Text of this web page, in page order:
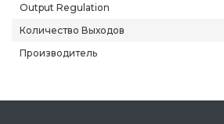
Output Regulation
Количество Выходов
Производитель
Междуреченск
Мурманск
Нальчик